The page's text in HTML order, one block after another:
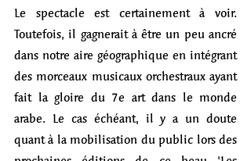
Le spectacle est certainement à voir.
Toutefois, il gagnerait à être un peu ancré
dans notre aire géographique en intégrant
des morceaux musicaux orchestraux ayant
fait la gloire du 7e art dans le monde
arabe. Le cas échéant, il y a un doute
quant à la mobilisation du public lors des